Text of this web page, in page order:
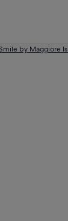
by Maggiore